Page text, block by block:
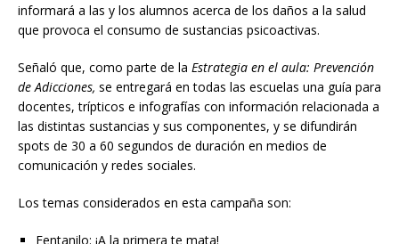
informará a las y los alumnos acerca de los daños a la salud
que provoca el consumo de sustancias psicoactivas.
Señaló que, como parte de la Estrategia en el aula: Prevención
de Adicciones, se entregará en todas las escuelas una guía para
docentes, trípticos e infografías con información relacionada a
las distintas sustancias y sus componentes, y se difundirán
spots de 30 a 60 segundos de duración en medios de
comunicación y redes sociales.
Los temas considerados en esta campaña son:
Fentanilo: ¡A la primera te mata!